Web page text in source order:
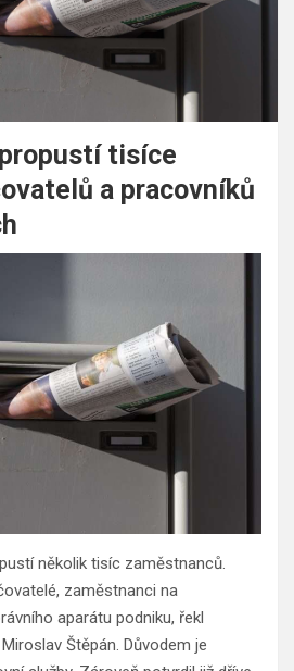
tisíce
a pracovníků
několik tisíc zaměstnanců.
zaměstnanci na
aparátu podniku, řekl
Štěpán. Důvodem je